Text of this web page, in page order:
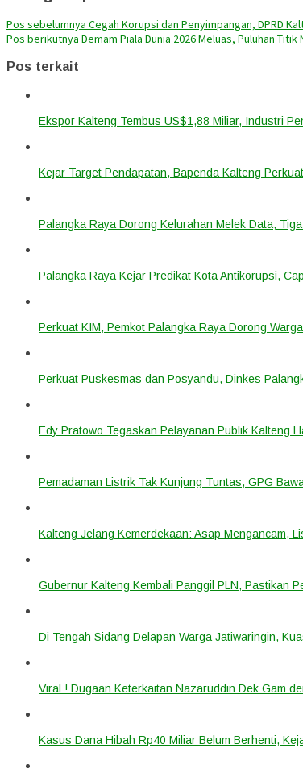
Pos sebelumnya Cegah Korupsi dan Penyimpangan, DPRD
Pos berikutnya Demam Piala Dunia 2026 Meluas, Puluhan
Pos terkait
Ekspor Kalteng Tembus US$1,88 Miliar, Industri
Kejar Target Pendapatan, Bapenda Kalteng
Palangka Raya Dorong Kelurahan Melek Data,
Palangka Raya Kejar Predikat Kota Antikorupsi,
Perkuat KIM, Pemkot Palangka Raya Dorong
Perkuat Puskesmas dan Posyandu, Dinkes
Edy Pratowo Tegaskan Pelayanan Publik Kalteng
Pemadaman Listrik Tak Kunjung Tuntas, GPG
Kalteng Jelang Kemerdekaan: Asap Mengancam,
Gubernur Kalteng Kembali Panggil PLN, Pastikan
Di Tengah Sidang Delapan Warga Jatiwaringin,
Viral ! Dugaan Keterkaitan Nazaruddin Dek Gam
Kasus Dana Hibah Rp40 Miliar Belum Berhenti,